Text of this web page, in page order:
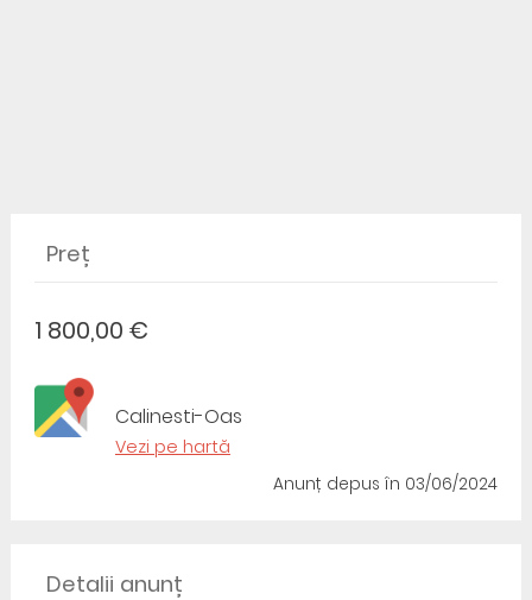
Preț
1 800,00 €
Calinesti-Oas
Vezi pe hartă
Anunț depusîn 03/06/2024
Detalii anunț